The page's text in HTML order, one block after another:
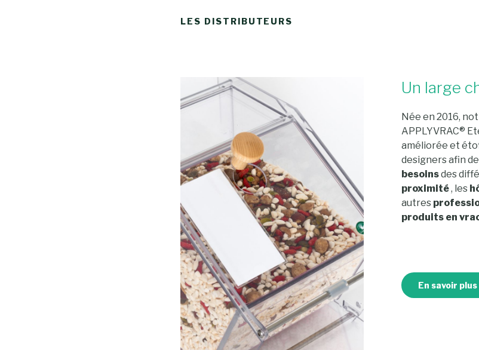
LES DISTRIBUTEURS
Un large
Née en 2016,
APPLYVRAC®
améliorée et
designers afin
besoinsdes
proximité, les
autres
produits en
En savoir plus